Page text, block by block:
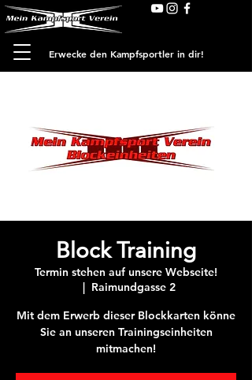
Erwecke den Kampfsportler in dir!
Block Training
Termin stehen auf unsere Webseite!
  |
Raimundgasse 2
Mit dem Erwerb dieser Blockkarten könne
Sie an unseren Trainingseinheiten
mitmachen!